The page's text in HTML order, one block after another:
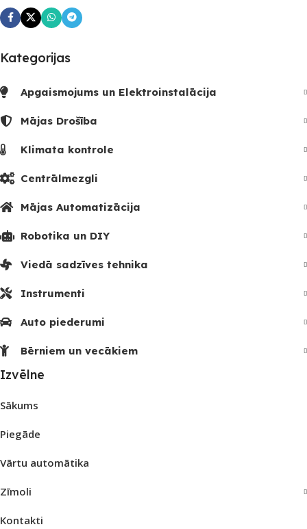
Kategorijas
Apgaismojums un Elektroinstalācija
Mājas Drošība
Klimata kontrole
Centrālmezgli
Mājas Automatizācija
Robotika un DIY
Viedā sadzīves tehnika
Instrumenti
Auto piederumi
Bērniem un vecākiem
Izvēlne
Sākums
Piegāde
Vārtu automātika
Zīmoli
Kontakti